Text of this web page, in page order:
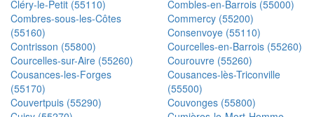
Cléry-le-Petit (55110)
Combles-en-Barrois (55000)
Combres-sous-les-Côtes
(55160)
Commercy (55200)
Consenvoye (55110)
Contrisson (55800)
Courcelles-en-Barrois (55260)
Courcelles-sur-Aire (55260)
Courouvre (55260)
Cousances-les-Forges
(55170)
Cousances-lès-Triconville
(55500)
Couvertpuis (55290)
Couvonges (55800)